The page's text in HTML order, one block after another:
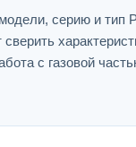
серию и тип
с газовой